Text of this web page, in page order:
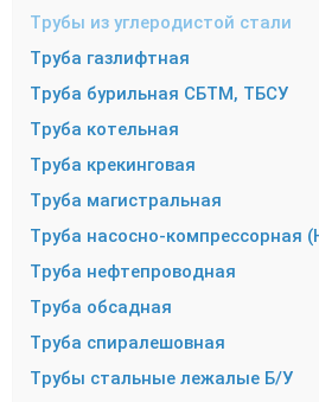
Трубы из углеродистой стали
Труба газлифтная
Труба бурильная СБТМ, ТБСУ
Труба котельная
Труба крекинговая
Труба магистральная
Труба насосно-компрессорная
Труба нефтепроводная
Труба обсадная
Труба спиралешовная
Трубы стальные лежалые Б/У